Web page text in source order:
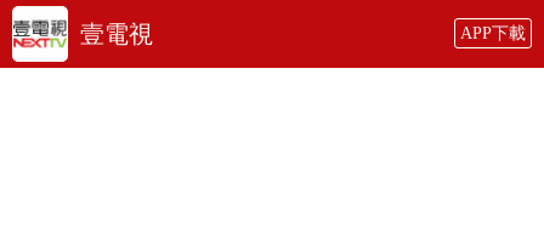
壹電視 APP下載